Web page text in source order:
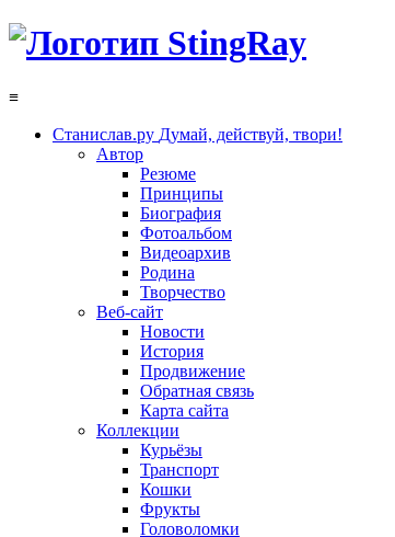
≡
Станислав.ру Думай, действуй, твори!
Автор
Резюме
Принципы
Биография
Фотоальбом
Видеоархив
Родина
Творчество
Веб-сайт
Новости
История
Продвижение
Обратная связь
Карта сайта
Коллекции
Курьёзы
Транспорт
Кошки
Фрукты
Головоломки